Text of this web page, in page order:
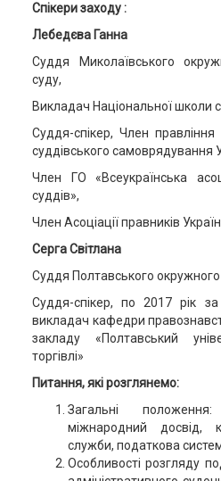
Спікери заходу :
Лебедєва Ганна
Суддя Миколаївського
суду,
Викладач Національної школи
Суддя-спікер, Член
суддівського самоврядування
Член ГО «Всеукраїнська
суддів»,
Член Асоціації правників
Серга Світлана
Суддя Полтавського окружного
Суддя-спікер, по 2017 рік
викладач кафедри
закладу «Полтавський
торгівлі»
Питання, які розглянемо:
Загальні
міжнародний досвід,
служби, податкова
Особливості розгляду